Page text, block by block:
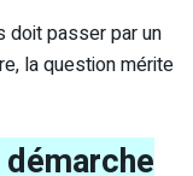
doit passer par un
la question mérite